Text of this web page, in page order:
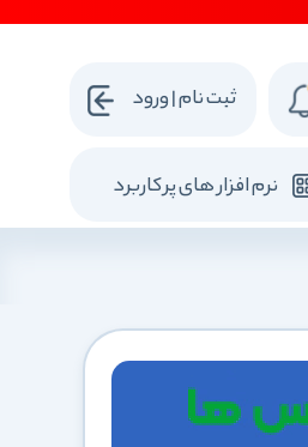
نرم افزار های پرکاربرد
ثبت نام | ورود